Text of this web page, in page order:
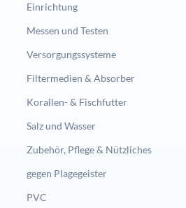
Einrichtung
Messen und Testen
Versorgungssysteme
Filtermedien & Absorber
Korallen- & Fischfutter
Salz und Wasser
Zubehör, Pflege & Nützliches
gegen Plagegeister
PVC